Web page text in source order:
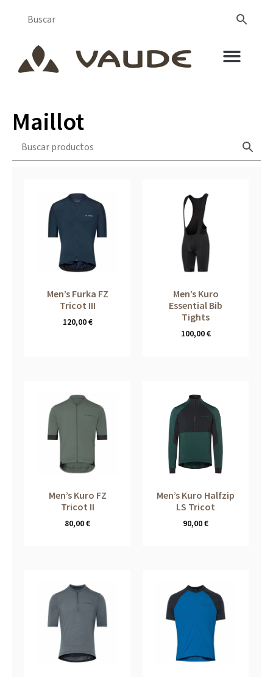
Maillot
Men’s Furka FZ
Tricot III
120,00€
Men’s Kuro
Essential Bib
Tights
100,00€
Men’s Kuro FZ
Tricot II
80,00€
Men’s Kuro Halfzip
LS Tricot
90,00€